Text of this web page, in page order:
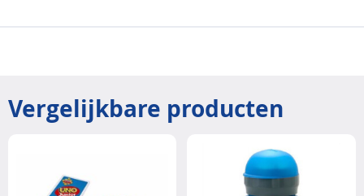
Vergelijkbare producten